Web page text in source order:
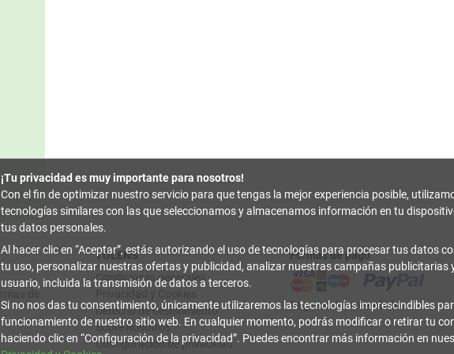
TOLENS
Condiciones generales
Derecho de desistimiento
Sobre nosotros
Configuración de privacidad
Formas de pago
Pago contrarreembolso
¡Tu privacidad es muy importante para nosotros!
Con el fin de optimizar nuestro servicio para que tengas la mejor experiencia posible,
tecnologías similares con las que seleccionamos y almacenamos información en tu
tus datos personales.
Al hacer clic en Aceptar , estás autorizando el uso de tecnologías para procesar tus datos
tu uso, personalizar nuestras ofertas y publicidad, analizar nuestras campañas publicitarias
usuario, incluida la transmisión de datos a terceros.
Si no nos das tu consentimiento, únicamente utilizaremos las tecnologías imprescindibles
funcionamiento de nuestro sitio web. En cualquier momento, podrás modificar o retirar tu
haciendo clic en Configuración de la privacidad . Puedes encontrar más información en